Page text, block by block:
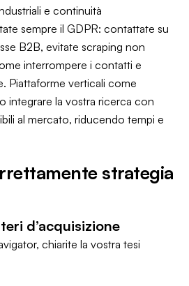
e continuità
sempre il GDPR: contattate su
B2B, evitate scraping non
interrompere i contatti e
Piattaforme verticali come
integrare la vostra ricerca con
al mercato, riducendo tempi e
strategia
d’acquisizione
chiarite la vostra tesi